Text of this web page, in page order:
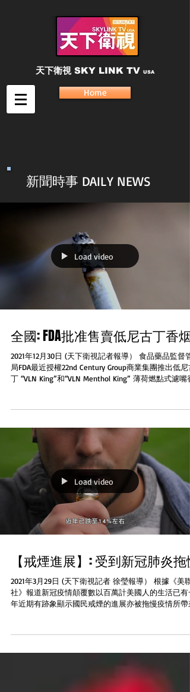
天下衛視 SKY LINK TV USA
Home
新聞時事 DAILY NEWS
Load video
全國: FDA批准售賣低尼古丁香烟
2021年12月30日 (天下衛視記者報導） 食品藥品監督
局FDA最近授權22nd Century Group商業集團推出低尼
丁 “VLN King”和“VLN Menthol King” 薄荷燃點式濾嘴香
Load video
【戒煙進展】: 受到新冠肺炎拖慢
2021年3月29日 (天下衛視記者 徐瑩報導） 根據《美聯
社》報道新冠疫情顛覆數以百萬計美國人的生活已有
年近期有跡象顯示國民戒煙的進展亦被拖慢疫情所帶